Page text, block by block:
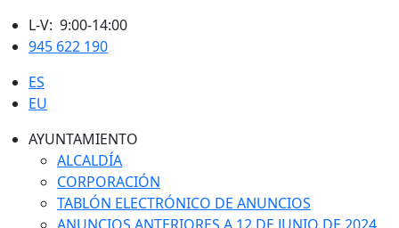
L-V: 9:00-14:00
945 622 190
ES
EU
AYUNTAMIENTO
ALCALDÍA
CORPORACIÓN
TABLÓN ELECTRÓNICO DE ANUNCIOS